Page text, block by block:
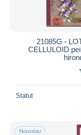
21085G -
CELLULOID
Statut
Nouveau